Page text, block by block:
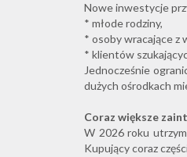
Nowe inwestycje
* młode rodziny,
* osoby wracające z
* klientów
Jednocześnie
dużych ośrodkach
Coraz większe
W 2026 roku
Kupujący coraz